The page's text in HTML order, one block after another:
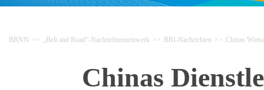
BRNN >> „Belt and Road“-Nachrichtennetzwerk >> BRI-Nachrichten >> Chinas
Chinas